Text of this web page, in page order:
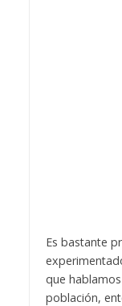
Es bastante
que
población,